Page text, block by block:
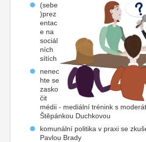
(sebe
)prez
entac
e na
sociál
ních
sítích
nenec
hte se
zasko
čit
médii - mediální trénink s
Štěpánkou Duchkovou
komunální politika v praxi se
Pavlou Brady